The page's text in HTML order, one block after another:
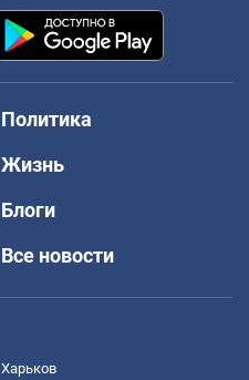
Политика
Жизнь
Блоги
Все новости
Харьков